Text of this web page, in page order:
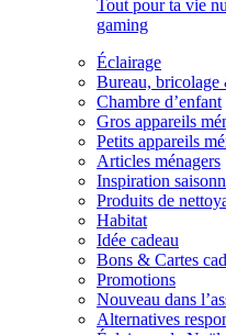
Tout pour ta vie
gaming
Éclairage
Bureau, bricolage
Chambre d’enfant
Gros appareils
Petits appareils
Articles ménagers
Inspiration
Produits de
Habitat
Idée cadeau
Bons & Cartes
Promotions
Nouveau dans
Alternatives